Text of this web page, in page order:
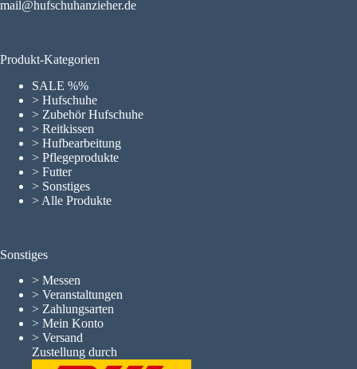
mail@hufschuhanzieher.de
Produkt-Kategorien
SALE %%
> Hufschuhe
> Zubehör Hufschuhe
> Reitkissen
> Hufbearbeitung
> Pflegeprodukte
> Futter
> Sonstiges
> Alle Produkte
Sonstiges
> Messen
> Veranstaltungen
> Zahlungsarten
> Mein Konto
> Versand
Zustellung durch